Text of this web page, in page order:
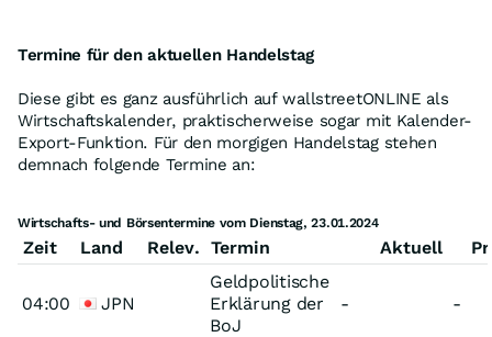
Termine für den aktuellen Handelstag
Diese gibt es ganz ausführlich auf wallstreetONLINE als
Wirtschaftskalender, praktischerweise sogar mit Kalender-
Export-Funktion. Für den morgigen Handelstag stehen
demnach folgende Termine an:
Wirtschafts- und Börsentermine vom Dienstag, 23.01.2024
Zeit Land Relev. Termin Aktuell
04:00 JPN
Geldpolitische
Erklärung der
BoJ
- -